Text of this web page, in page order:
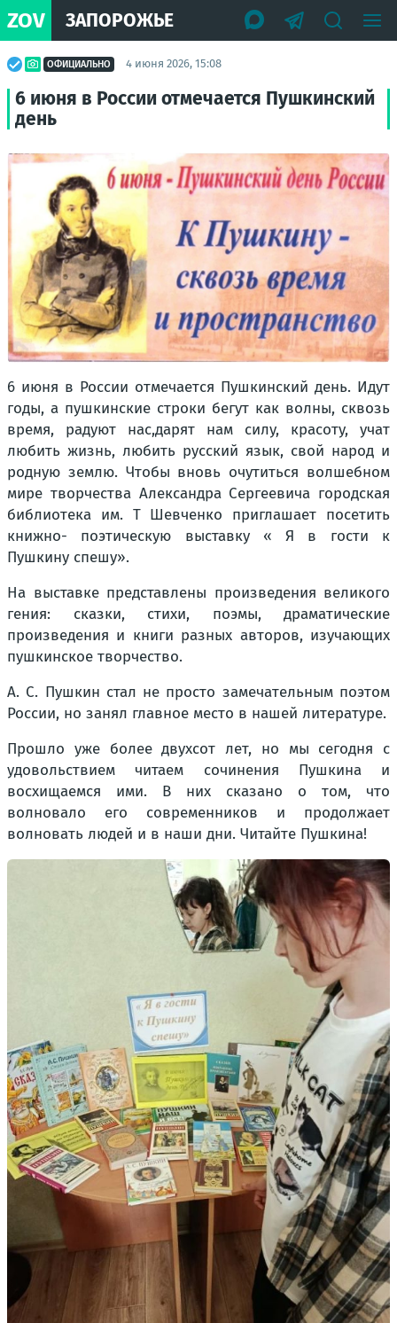
ZOV ЗАПОРОЖЬЕ
ОФИЦИАЛЬНО 4 июня 2026, 15:08
6 июня в России отмечается Пушкинский
день
6 июня в России отмечается Пушкинский день. Идут
годы, а пушкинские строки бегут как волны, сквозь
время, радуют нас,дарят нам силу, красоту, учат
любить жизнь, любить русский язык, свой народ и
родную землю. Чтобы вновь очутиться волшебном
мире творчества Александра Сергеевича городская
библиотека им. Т Шевченко приглашает посетить
книжно- поэтическую выставку « Я в гости к
Пушкину спешу».
На выставке представлены произведения великого
гения: сказки, стихи, поэмы, драматические
произведения и книги разных авторов, изучающих
пушкинское творчество.
А. С. Пушкин стал не просто замечательным поэтом
России, но занял главное место в нашей литературе.
Прошло уже более двухсот лет, но мы сегодня с
удовольствием читаем сочинения Пушкина и
восхищаемся ими. В них сказано о том, что
волновало его современников и продолжает
волновать людей и в наши дни. Читайте Пушкина!